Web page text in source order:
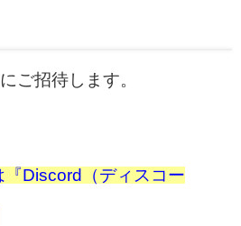
ご招待します。
Discord（ディスコー